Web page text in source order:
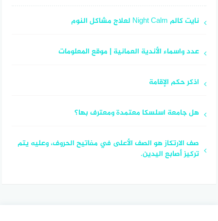
نايت كالم Night Calm لعلاج مشاكل النوم
عدد واسماء الأندية العمانية | موقع المعلومات
اذكر حكم الإقامة
هل جامعة اسلسكا معتمدة ومعترف بها؟
صف الارتكاز هو الصف الأعلى في مفاتيح الحروف، وعليه يتم
تركيز أصابع اليدين.